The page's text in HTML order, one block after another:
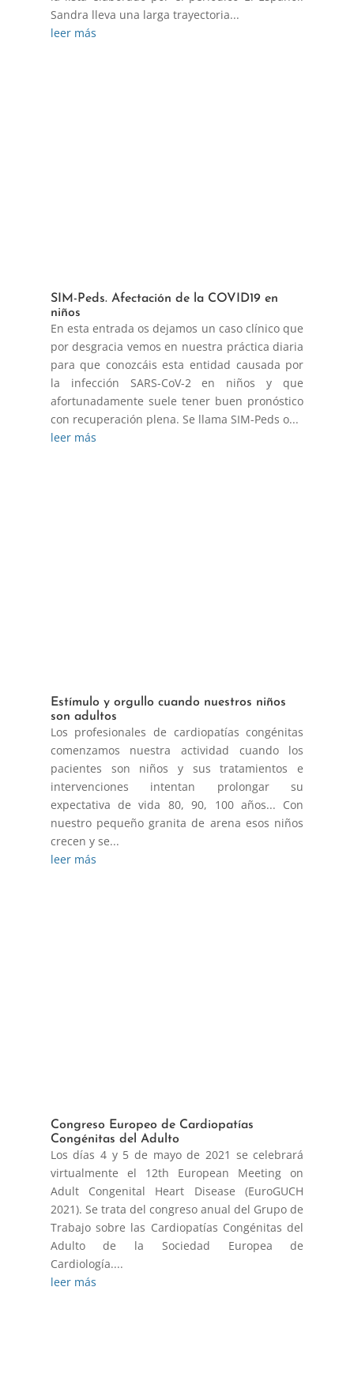
Sandra lleva una larga trayectoria...
leer más
SIM-Peds. Afectación de la COVID19 en
niños
En esta entrada os dejamos un caso clínico que
por desgracia vemos en nuestra práctica diaria
para que conozcáis esta entidad causada por
la infección SARS-CoV-2 en niños y que
afortunadamente suele tener buen pronóstico
con recuperación plena. Se llama SIM-Peds o...
leer más
Estímulo y orgullo cuando nuestros niños
son adultos
Los profesionales de cardiopatías congénitas
comenzamos nuestra actividad cuando los
pacientes son niños y sus tratamientos e
intervenciones intentan prolongar su
expectativa de vida 80, 90, 100 años... Con
nuestro pequeño granita de arena esos niños
crecen y se...
leer más
Congreso Europeo de Cardiopatías
Congénitas del Adulto
Los días 4 y 5 de mayo de 2021 se celebrará
virtualmente el 12th European Meeting on
Adult Congenital Heart Disease (EuroGUCH
2021). Se trata del congreso anual del Grupo de
Trabajo sobre las Cardiopatías Congénitas del
Adulto de la Sociedad Europea de
Cardiología....
leer más